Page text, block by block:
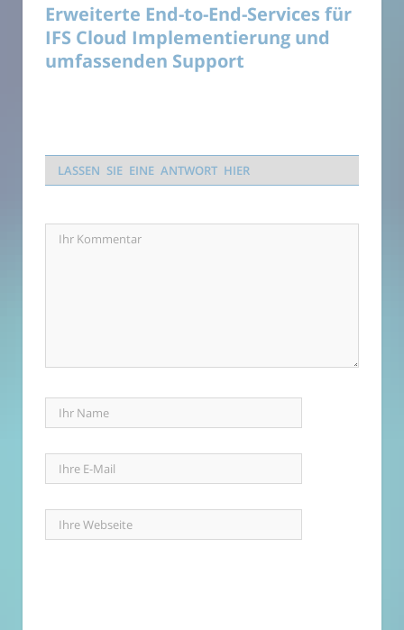
Erweiterte End-to-End-Services für
IFS Cloud Implementierung und
umfassenden Support
LASSEN SIE EINE ANTWORT HIER